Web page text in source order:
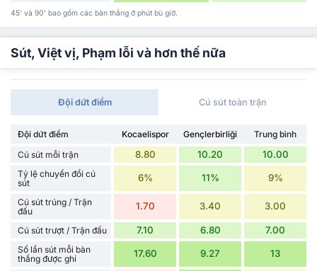
45' và 90' bao gồm các bàn thắng ở phút bù giờ.
Sút, Việt vị, Phạm lỗi và hơn thế nữa
Đội dứt điểm Cú sút toàn trận
Đội dứt điểm Kocaelispor Gençlerbirliği
Trung bình
Cú sút mỗi trận
8.80 10.20 10.00
Tỷ lệ chuyển đổi cú
sút
6% 11% 9%
Cú sút trúng / Trận
đấu
1.70 3.40 3.00
Cú sút trượt / Trận đấu 7.10 6.80 7.00
Số lần sút mỗi bàn
thắng được ghi
17.60 9.27 13